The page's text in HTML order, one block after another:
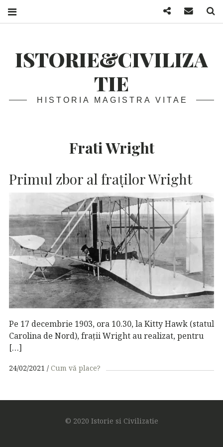
ISTORIE&CIVILIZA
TIE
HISTORIA MAGISTRA VITAE
Frati Wright
Primul zbor al fraților Wright
Pe 17 decembrie 1903, ora 10.30, la Kitty Hawk (statul
Carolina de Nord), frații Wright au realizat, pentru
[…]
24/02/2021 Cum vă place?
© 2020 Istorie si Civilizatie
FacebookMail